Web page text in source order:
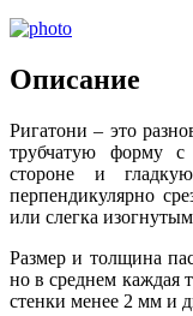
Описание
Ригатони – это
трубчатую форму
стороне и
перпендикулярно
или слегка
Размер и толщина
но в среднем каждая
стенки менее 2 мм и